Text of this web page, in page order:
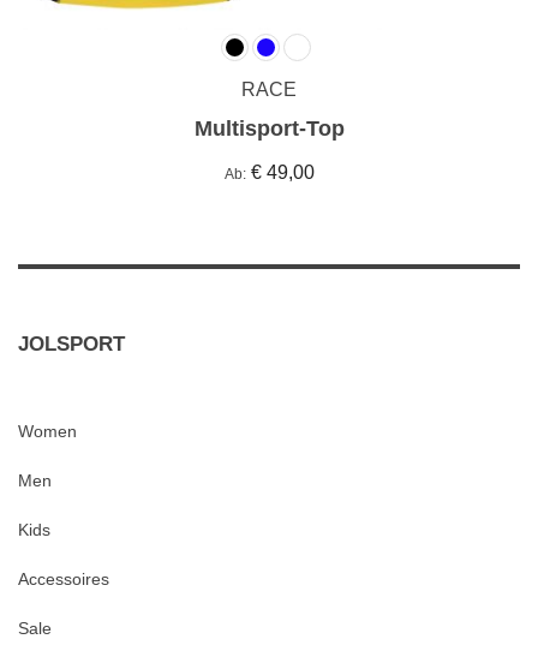
RACE
Multisport-Top
Ab € 49,00
JOLSPORT
Women
Men
Kids
Accessoires
Sale